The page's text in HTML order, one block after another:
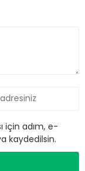
için adım, e-
kaydedilsin.